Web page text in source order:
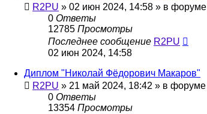
R2PU » 02 июн 2024, 14:58 » в форуме
0 Ответы
12785 Просмотры
Последнее сообщение R2PU
02 июн 2024, 14:58
Диплом "Николай Фёдорович Макаров"
R2PU » 21 май 2024, 18:42 » в форуме
0 Ответы
13354 Просмотры